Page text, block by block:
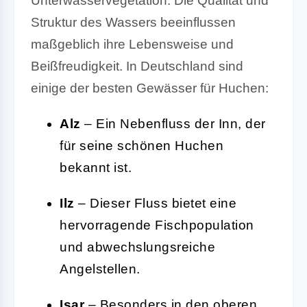
Struktur des Wassers beeinflussen
maßgeblich ihre Lebensweise und
Beißfreudigkeit. In Deutschland sind
einige der besten Gewässer für Huchen:
Alz – Ein Nebenfluss der Inn, der
für seine schönen Huchen
bekannt ist.
Ilz – Dieser Fluss bietet eine
hervorragende Fischpopulation
und abwechslungsreiche
Angelstellen.